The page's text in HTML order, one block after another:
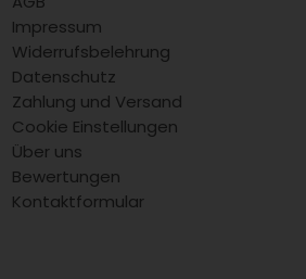
Impressum
Widerrufsbelehrung
Datenschutz
Zahlung und Versand
Cookie Einstellungen
Über uns
Bewertungen
Kontaktformular